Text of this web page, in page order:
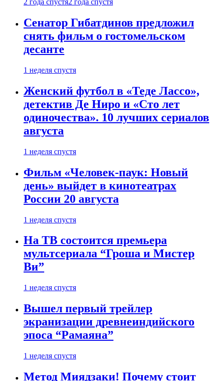
2 года спустя2 года спустя
Сенатор Гибатдинов предложил
снять фильм о гостомельском
десанте
1 неделя спустя
Женский футбол в «Теде Лассо»,
детектив Де Ниро и «Сто лет
одиночества». 10 лучших сериалов
августа
1 неделя спустя
Фильм «Человек-паук: Новый
день» выйдет в кинотеатрах
России 20 августа
1 неделя спустя
На ТВ состоится премьера
мультсериала “Гроша и Мистер
Ви”
1 неделя спустя
Вышел первый трейлер
экранизации древнеиндийского
эпоса “Рамаяна”
1 неделя спустя
Метод Миядзаки! Почему стоит